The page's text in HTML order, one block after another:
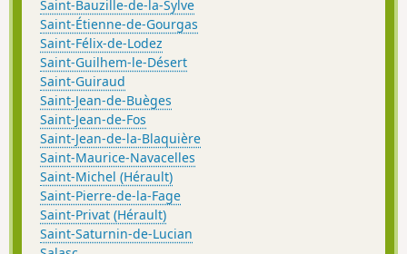
Saint-Bauzille-de-la-Sylve
Saint-Étienne-de-Gourgas
Saint-Félix-de-Lodez
Saint-Guilhem-le-Désert
Saint-Guiraud
Saint-Jean-de-Buèges
Saint-Jean-de-Fos
Saint-Jean-de-la-Blaquière
Saint-Maurice-Navacelles
Saint-Michel (Hérault)
Saint-Pierre-de-la-Fage
Saint-Privat (Hérault)
Saint-Saturnin-de-Lucian